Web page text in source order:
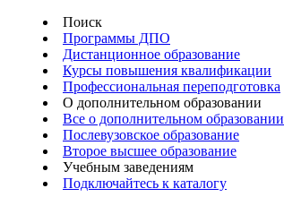
Поиск
Программы ДПО
Дистанционное образование
Курсы повышения квалификации
Профессиональная переподготовка
О дополнительном образовании
Все о дополнительном образовании
Послевузовское образование
Второе высшее образование
Учебным заведениям
Подключайтесь к каталогу